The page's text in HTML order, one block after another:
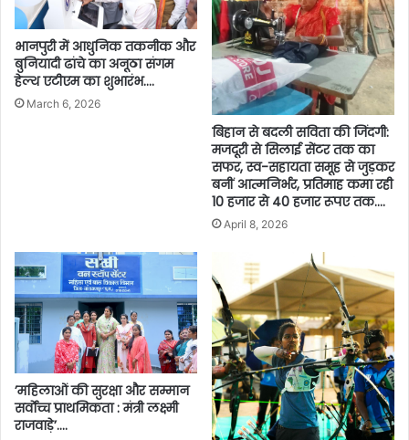
भानपुरी में आधुनिक तकनीक और
बुनियादी ढांचे का अनूठा संगम
हेल्थ एटीएम का शुभारंभ….
March 6, 2026
बिहान से बदली सविता की जिंदगी:
मजदूरी से सिलाई सेंटर तक का
सफर, स्व-सहायता समूह से जुड़कर
बनीं आत्मनिर्भर, प्रतिमाह कमा रही
10 हजार से 40 हजार रूपए तक….
April 8, 2026
’महिलाओं की सुरक्षा और सम्मान
सर्वाेच्च प्राथमिकता : मंत्री लक्ष्मी
राजवाड़े’….